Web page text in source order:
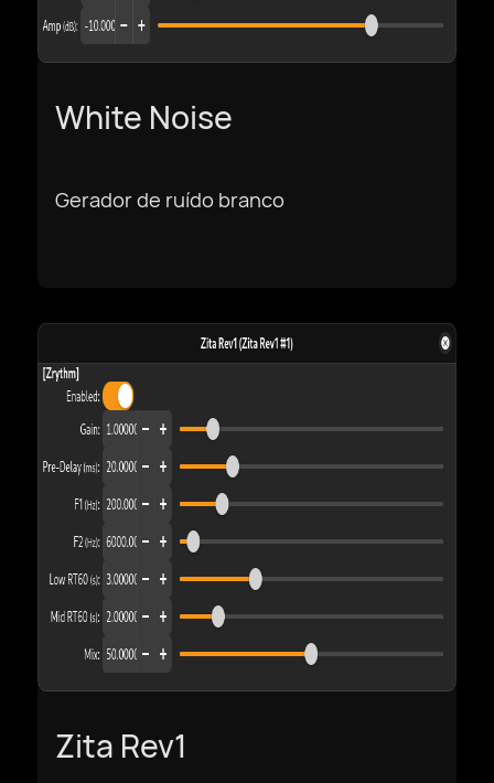
Português
Português BR
Русский
Svenska
ภาษาไทย
Türkiye
Українська
Tiếng Việt
简体中文
繁體中文
White Noise
Gerador de ruído branco
Zita Rev1